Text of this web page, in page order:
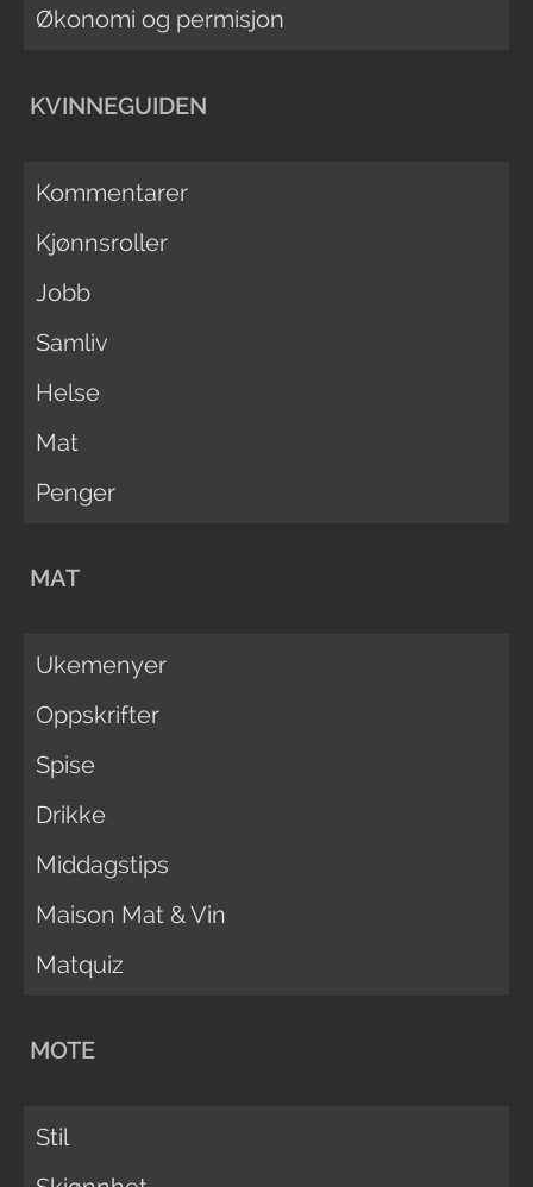
Økonomi og permisjon
KVINNEGUIDEN
Kommentarer
Kjønnsroller
Jobb
Samliv
Helse
Mat
Penger
MAT
Ukemenyer
Oppskrifter
Spise
Drikke
Middagstips
Maison Mat & Vin
Matquiz
MOTE
Stil